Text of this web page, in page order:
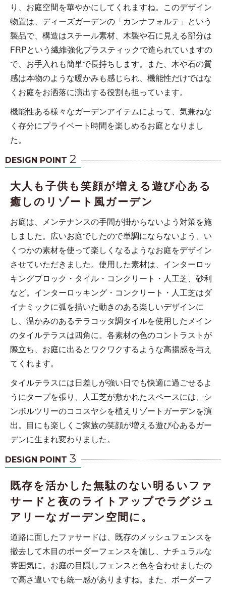
り、お庭空間を華やかにしてくれますね。このデザイン
物置は、ディーズガーデンの「カンナフォルテ」という
製品で、構造はスチール素材、木製や石に見える部分は
FRPという繊維強化プラスティックで造られていますの
で、お手入れも簡単で長持ちします。また、木や石の質
感は本物のような暖かみも感じられ、機能性だけではな
くお庭をお洒落に演出する役割も担っています。
機能性ある様々なガーデンアイテムによって、気兼ねな
く存分にプライベート時間を楽しめるお庭となりまし
た。
DESIGN POINT 2
大人も子供も笑顔が増える遊び心ある
癒しのリゾート風ガーデン
お庭は、メンテナンスの手間が掛からないよう対策を施
しました。広いお庭でしたので単調にならないよう、い
くつかの素材を使って楽しくなるようなお庭をデザイン
させていただきました。使用した素材は、インターロッ
キングブロック・タイル・コンクリート・人工芝、砂利
など。インターロッキング・コンクリート・人工芝はダ
イナミックに弧を描いた動きのある楽しいデザインに
し、温かみのあるテラコッタ調タイルを使用したメイン
のタイルテラスは四角に。各素材の色のコントラストが
際立ち、お庭に出るとワクワクするような高揚感を与え
てくれます。
タイルテラスには日差しが強い日でも快適に過ごせるよ
うにタープを張り、人工芝が敷かれたスペースには、シ
ンボルツリーのココスヤシを植えリゾートガーデンを演
出。目にも楽しくご家族の笑顔が増える遊び心あるガー
デンに生まれ変わりました。
DESIGN POINT 3
既存を活かした無駄のない明るいファ
サードと夜のライトアップでラグジュ
アリーなガーデン空間に。
道路に面したファサードは、既存のメッシュフェンスを
撤去して木目のボーダーフェンスを施し、ナチュラルな
雰囲気に。お庭の目隠しフェンスと色を合わせましたの
で高さ違いでも統一感がありますね。また、ボーダーフ